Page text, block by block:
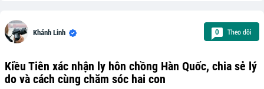
Khánh Linh 0 Theo dõi
Kiều Tiên xác nhận ly hôn chồng Hàn Quốc, chia sẻ lý
do và cách cùng chăm sóc hai con